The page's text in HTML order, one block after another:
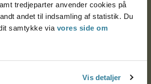
tredjeparter anvender cookies på
andet til indsamling af statistik. Du
samtykke via vores side om
Vis detaljer
København